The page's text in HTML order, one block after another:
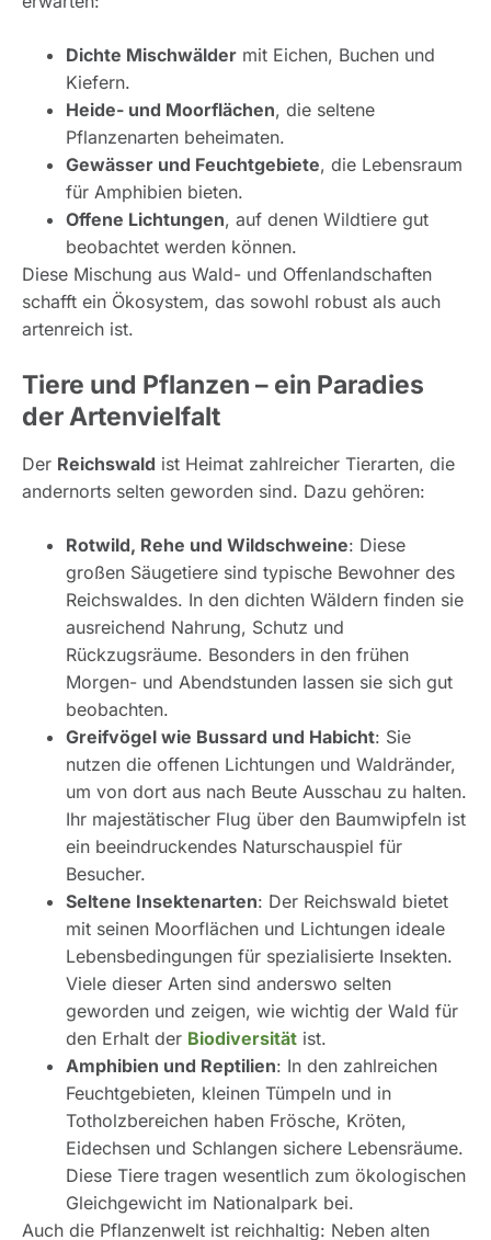
Dichte Mischwälder mit Eichen, Buchen und
Kiefern.
Heide- und Moorflächen, die seltene
Pflanzenarten beheimaten.
Gewässer und Feuchtgebiete, die Lebensraum
für Amphibien bieten.
Offene Lichtungen, auf denen Wildtiere gut
beobachtet werden können.
Diese Mischung aus Wald- und Offenlandschaften
schafft ein Ökosystem, das sowohl robust als auch
artenreich ist.
Tiere und Pflanzen – ein Paradies
der Artenvielfalt
Der Reichswald ist Heimat zahlreicher Tierarten, die
andernorts selten geworden sind. Dazu gehören:
Rotwild, Rehe und Wildschweine: Diese
großen Säugetiere sind typische Bewohner des
Reichswaldes. In den dichten Wäldern finden sie
ausreichend Nahrung, Schutz und
Rückzugsräume. Besonders in den frühen
Morgen- und Abendstunden lassen sie sich gut
beobachten.
Greifvögel wie Bussard und Habicht: Sie
nutzen die offenen Lichtungen und Waldränder,
um von dort aus nach Beute Ausschau zu halten.
Ihr majestätischer Flug über den Baumwipfeln ist
ein beeindruckendes Naturschauspiel für
Besucher.
Seltene Insektenarten: Der Reichswald bietet
mit seinen Moorflächen und Lichtungen ideale
Lebensbedingungen für spezialisierte Insekten.
Viele dieser Arten sind anderswo selten
geworden und zeigen, wie wichtig der Wald für
den Erhalt der Biodiversität ist.
Amphibien und Reptilien: In den zahlreichen
Feuchtgebieten, kleinen Tümpeln und in
Totholzbereichen haben Frösche, Kröten,
Eidechsen und Schlangen sichere Lebensräume.
Diese Tiere tragen wesentlich zum ökologischen
Gleichgewicht im Nationalpark bei.
Auch die Pflanzenwelt ist reichhaltig: Neben alten